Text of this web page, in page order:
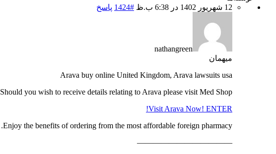
12 شهریور 1402 در 6:38 ب.ظ
#1424 پاسخ
nathangreen
میهمان
Arava buy online United Kingdom, Arava lawsuits usa
Should you wish to receive details relating to Arava please visit Med Shop!
Visit Arava Now! ENTER!
Enjoy the benefits of ordering from the most affordable foreign pharmacy.
————————————